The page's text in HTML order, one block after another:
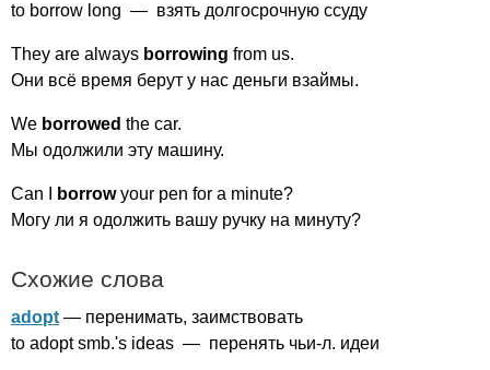
to borrow long — взять долгосрочную ссуду
They are always borrowing from us.
Они всё время берут у нас деньги взаймы.
We borrowed the car.
Мы одолжили эту машину.
Can borrow your pen for a minute?
Могу ли я одолжить вашу ручку на минуту?
Схожие слова
adopt — перенимать, заимствовать
to adopt smb.'s ideas — перенять чьи-л. идеи